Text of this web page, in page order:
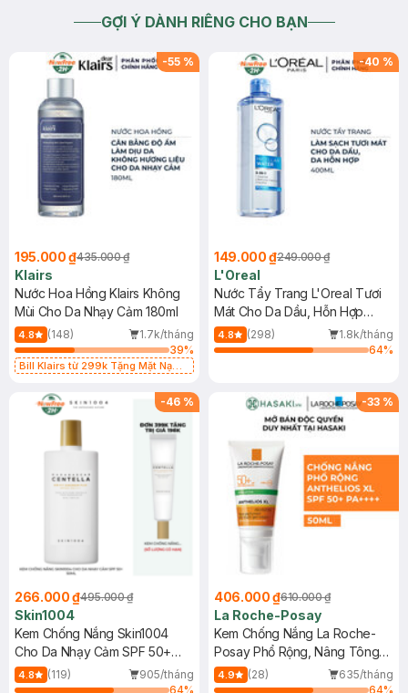
GỢI Ý DÀNH RIÊNG CHO BẠN
-55 %
195.000 ₫435.000 ₫
Klairs
Nước Hoa Hồng Klairs Không
Mùi Cho Da Nhạy Cảm 180ml
4.8 (148)
1.7k/tháng
39%
Bill Klairs từ 299k Tặng Mặt Nạ
25ml (SL Có Hạn)
-40 %
149.000 ₫249.000 ₫
L'Oreal
Nước Tẩy Trang L'Oreal Tươi
Mát Cho Da Dầu, Hỗn Hợp
400ml
4.8 (298)
1.8k/tháng
64%
-46 %
266.000 ₫495.000 ₫
Skin1004
Kem Chống Nắng Skin1004
Cho Da Nhạy Cảm SPF 50+
50ml
4.8 (119)
905/tháng
64%
-33 %
406.000 ₫610.000 ₫
La Roche-Posay
Kem Chống Nắng La Roche-
Posay Phổ Rộng, Nâng Tông
Kiềm Dầu 50ml
4.9 (28)
635/tháng
64%